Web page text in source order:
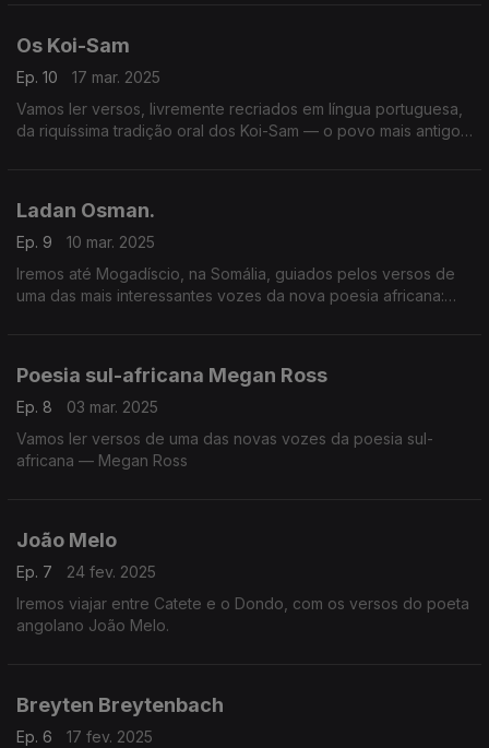
Os Koi-Sam
Ep. 10
17 mar. 2025
Vamos ler versos, livremente recriados em língua portuguesa,
da riquíssima tradição oral dos Koi-Sam — o povo mais antigo
Ladan Osman.
Ep. 9
10 mar. 2025
Iremos até Mogadíscio, na Somália, guiados pelos versos de
uma das mais interessantes vozes da nova poesia africana:
Poesia sul-africana Megan Ross
Ep. 8
03 mar. 2025
Vamos ler versos de uma das novas vozes da poesia sul-
africana — Megan Ross
João Melo
Ep. 7
24 fev. 2025
Iremos viajar entre Catete e o Dondo, com os versos do poeta
angolano João Melo.
Breyten Breytenbach
Ep. 6
17 fev. 2025